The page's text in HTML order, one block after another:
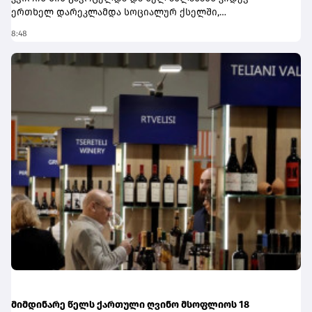
8:48
მიმდინარე წელს ქართული ღვინო მსოფლიოს 18